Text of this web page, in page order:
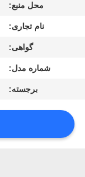
بگیرید
درخواست
نقل
محل منبع:
نام تجاری:
گواهی:
شماره مدل:
برجسته: